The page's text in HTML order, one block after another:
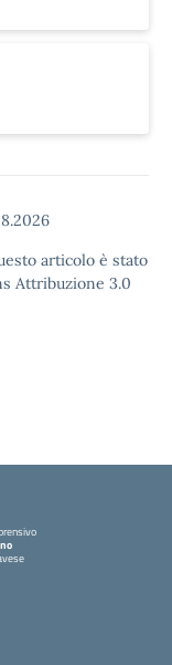
articolo è stato
Attribuzione 3.0